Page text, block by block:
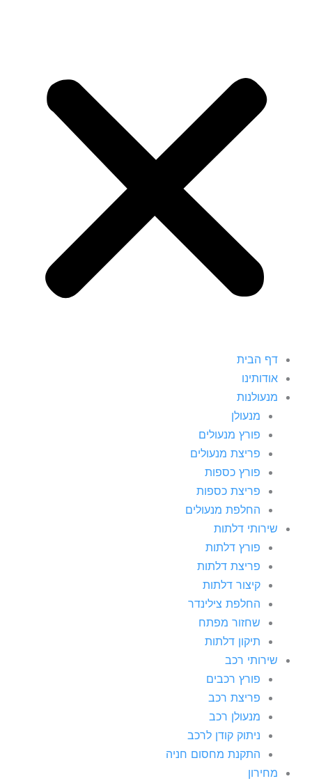
דף הבית
אודותינו
מנעולנות
מנעולן
פורץ מנעולים
פריצת מנעולים
פורץ כספות
פריצת כספות
החלפת מנעולים
שירותי דלתות
פורץ דלתות
פריצת דלתות
קיצור דלתות
החלפת צילינדר
שחזור מפתח
תיקון דלתות
שירותי רכב
פורץ רכבים
פריצת רכב
מנעולן רכב
ניתוק קודן לרכב
התקנת מחסום חניה
מחירון